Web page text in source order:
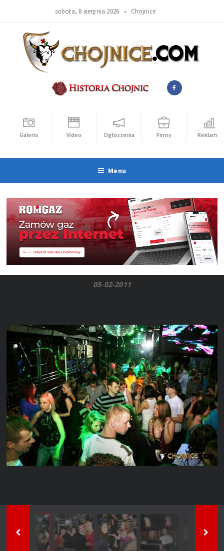
sobota, 8 sierpnia 2026 • Chojnice
Galeria Video Ogłoszenia Firmy Reklama
Menu
05-02-2011